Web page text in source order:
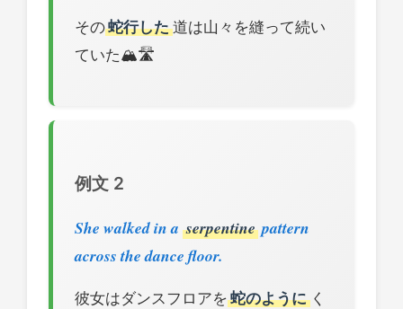
その蛇行した道は山々を縫って続い
ていた🏔️🛣️
例文 2
She walked in a serpentine pattern
across the dance floor.
彼女はダンスフロアを 蛇のようにく